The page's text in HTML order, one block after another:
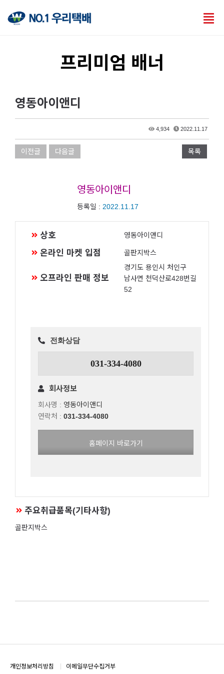
프리미엄 배너
영동아이앤디
4,934 2022.11.17
이전글 다음글 목록
영동아이앤디
등록일 : 2022.11.17
상호 영동아이앤디
온라인 마켓 입점 골판지박스
오프라인 판매 정보
경기도 용인시 처인구
남사면 천덕산로428번길
52
전화상담
031-334-4080
회사정보
회사명 : 영동아이앤디
연락처 : 031-334-4080
홈페이지 바로가기
주요취급품목(기타사항)
골판지박스
개인정보처리방침 이메일무단수집거부